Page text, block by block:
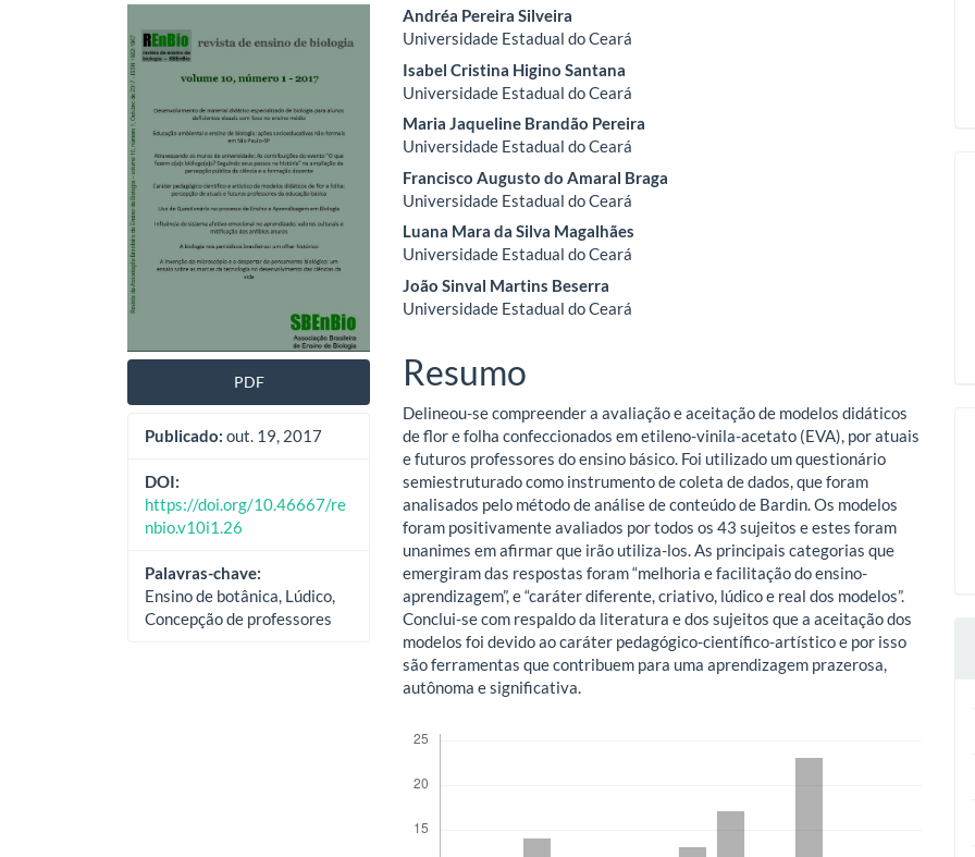
Barra
lateral
de
artigos
PDF
Publicado: out. 19, 2017
DOI:
https://doi.org/10.46667/re
nbio.v10i1.26
Palavras-chave:
Ensino de botânica, Lúdico,
Concepção de professores
Conteúdo
do
artigo
principal
Andréa Pereira Silveira
Universidade Estadual do Ceará
Isabel Cristina Higino Santana
Universidade Estadual do Ceará
Maria Jaqueline Brandão Pereira
Universidade Estadual do Ceará
Francisco Augusto do Amaral Braga
Universidade Estadual do Ceará
Luana Mara da Silva Magalhães
Universidade Estadual do Ceará
João Sinval Martins Beserra
Universidade Estadual do Ceará
Resumo
Delineou-se compreender a avaliação e aceitação de modelos didáticos
de flor e folha confeccionados em etileno-vinila-acetato (EVA), por atuais
e futuros professores do ensino básico. Foi utilizado um questionário
semiestruturado como instrumento de coleta de dados, que foram
analisados pelo método de análise de conteúdo de Bardin. Os modelos
foram positivamente avaliados por todos os 43 sujeitos e estes foram
unanimes em afirmar que irão utiliza-los. As principais categorias que
emergiram das respostas foram “melhoria e facilitação do ensino-
aprendizagem”, e “caráter diferente, criativo, lúdico e real dos modelos”.
Conclui-se com respaldo da literatura e dos sujeitos que a aceitação dos
modelos foi devido ao caráter pedagógico-científico-artístico e por isso
são ferramentas que contribuem para uma aprendizagem prazerosa,
autônoma e significativa.